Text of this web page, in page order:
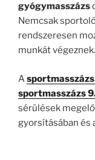
gyógymasszázs
Nemcsak
rendszeresen
munkát végeznek.
A
sportmasszázs
sérülések
gyorsításában és